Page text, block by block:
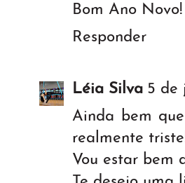
Bom Ano Novo!
Responder
Léia Silva 5 de
Ainda bem
realmente
Vou estar bem